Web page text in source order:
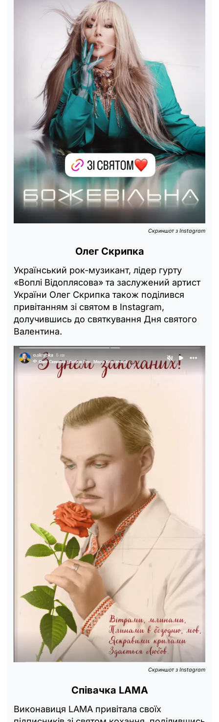
Скриншот з Instagram
Олег Скрипка
Український рок-музикант, лідер гурту
«Воплі Відоплясова» та заслужений артист
України Олег Скрипка також поділився
привітанням зі святом в Instagram,
долучившись до святкування Дня святого
Валентина.
Скриншот з Instagram
Співачка LAMA
Виконавиця LAMA привітала своїх